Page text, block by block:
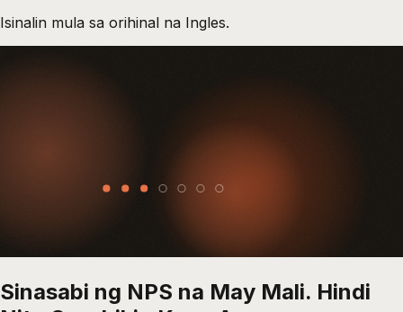
Isinalin mula sa orihinal na Ingles.
Sinasabi ng NPS na May Mali. Hindi